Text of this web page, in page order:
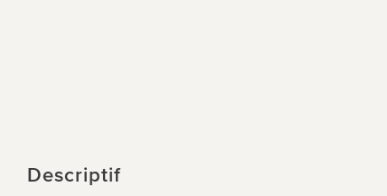
Descriptif